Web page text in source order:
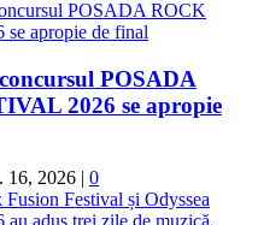
POSADA
2026 se apropie
16, 2026 | 0